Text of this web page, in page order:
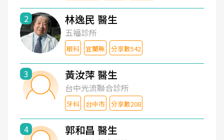
2 林逸民 醫生
五福診所
眼科 宜蘭縣 分享數542
3 黃汝萍 醫生
台中光流聯合診所
牙科 台中市 分享數208
4 郭和昌 醫生